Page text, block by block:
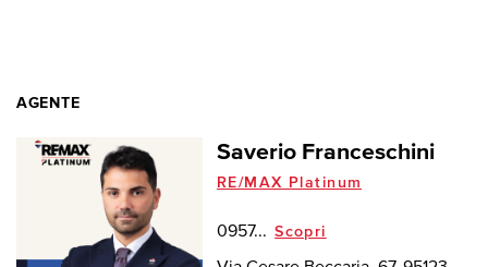
AGENTE
Saverio Franceschini
RE/MAX Platinum
0957... Scopri